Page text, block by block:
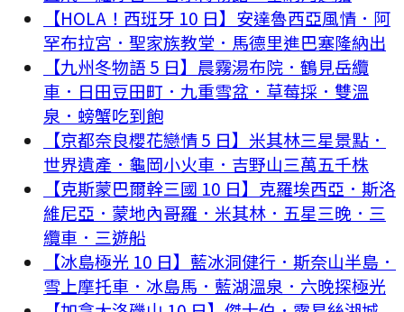
【HOLA！西班牙 10 日】安達魯西亞風情．阿
罕布拉宮．聖家族教堂．馬德里進巴塞隆納出
【九州冬物語 5 日】晨霧湯布院．鶴見岳纜
車．日田豆田町．九重雪盆．草莓採．雙溫
泉．螃蟹吃到飽
【京都奈良櫻花戀情 5 日】米其林三星景點．
世界遺產．龜岡小火車．吉野山三萬五千株
【克斯蒙巴爾幹三國 10 日】克羅埃西亞．斯洛
維尼亞．蒙地內哥羅．米其林．五星三晚．三
纜車．三遊船
【冰島極光 10 日】藍冰洞健行．斯奈山半島．
雪上摩托車．冰島馬．藍湖溫泉．六晚探極光